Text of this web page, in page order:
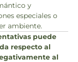
y
especiales o
ambiente.
puede
respecto al
al